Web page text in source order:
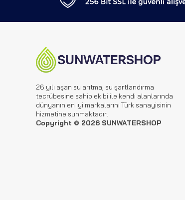
26 yılı aşan su arıtma, su şartlandırma
tecrübesine sahip ekibi ile kendi alanlarında
dünyanın en iyi markalarını Türk sanayisinin
hizmetine sunmaktadır.
Copyright © 2026 SUNWATERSHOP